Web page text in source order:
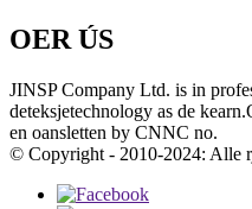
OER ÚS
JINSP Company Ltd. is in
deteksjetechnology as de
en oansletten by CNNC no.
© Copyright - 2010-2024: Alle